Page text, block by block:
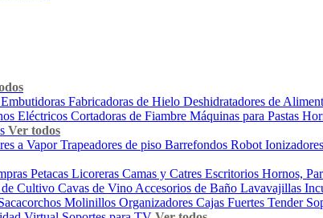
Embutidoras Fabricadoras de Hielo Deshidratadores de
Eléctricos Cortadoras de Fiambre Máquinas para Pastas
Ver todos
a VaporTrapeadores de piso Barrefondos Robot
Petacas Licoreras Camas y Catres Escritorios Hornos,
de Cultivo Cavas de Vino Accesorios de Baño Lavavajillas
Molinillos Organizadores Cajas Fuertes Tender